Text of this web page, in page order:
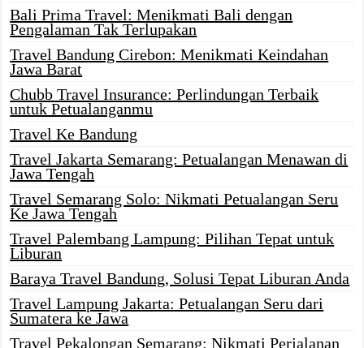
Bali Prima Travel: Menikmati Bali dengan
Pengalaman Tak Terlupakan
Travel Bandung Cirebon: Menikmati Keindahan
Jawa Barat
Chubb Travel Insurance: Perlindungan Terbaik
untuk Petualanganmu
Travel Ke Bandung
Travel Jakarta Semarang: Petualangan Menawan di
Jawa Tengah
Travel Semarang Solo: Nikmati Petualangan Seru
Ke Jawa Tengah
Travel Palembang Lampung: Pilihan Tepat untuk
Liburan
Baraya Travel Bandung, Solusi Tepat Liburan Anda
Travel Lampung Jakarta: Petualangan Seru dari
Sumatera ke Jawa
Travel Pekalongan Semarang: Nikmati Perjalanan